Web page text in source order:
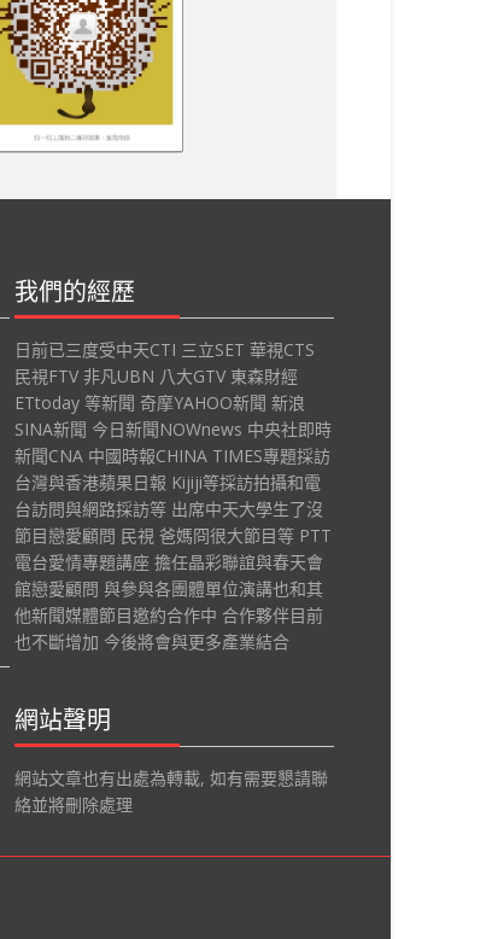
我們的經歷
日前已三度受中天CTI 三立SET 華視CTS
民視FTV 非凡UBN 八大GTV 東森財經
ETtoday 等新聞 奇摩YAHOO新聞 新浪
SINA新聞 今日新聞NOWnews 中央社即時
新聞CNA 中國時報CHINA TIMES專題採訪
台灣與香港蘋果日報 Kijiji等採訪拍攝和電
台訪問與網路採訪等 出席中天大學生了沒
節目戀愛顧問 民視 爸媽冏很大節目等 PTT
電台愛情專題講座 擔任晶彩聯誼與春天會
館戀愛顧問 與參與各團體單位演講也和其
他新聞媒體節目邀約合作中 合作夥伴目前
也不斷增加 今後將會與更多產業結合
網站聲明
網站文章也有出處為轉載, 如有需要懇請聯
絡並將刪除處理